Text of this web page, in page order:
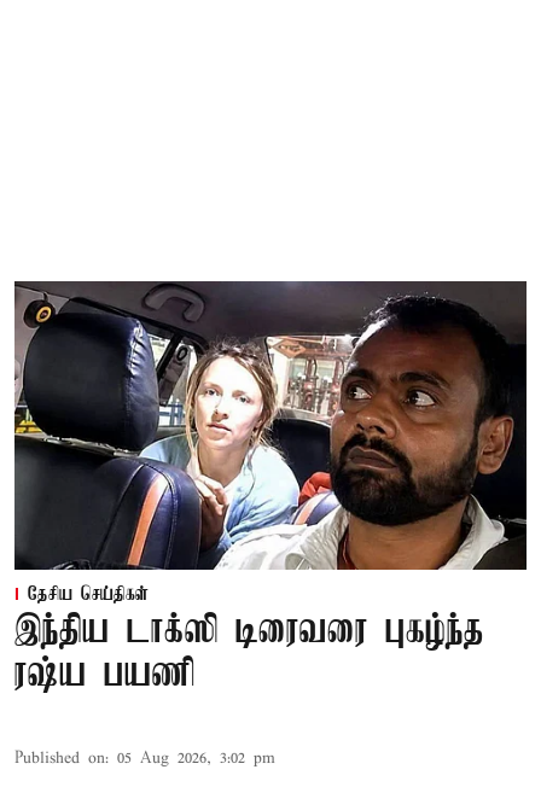
தேசிய செய்திகள்
இந்திய டாக்ஸி டிரைவரை புகழ்ந்த
ரஷ்ய பயணி
Published on: 05 Aug 2026, 3:02 pm